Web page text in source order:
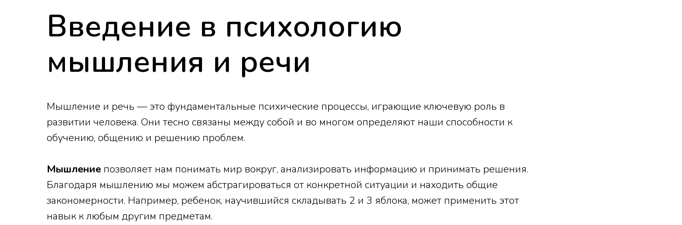
Введение в психологию
мышления и речи
Мышление и речь — это фундаментальные психические процессы, играющие ключевую роль в
развитии человека. Они тесно связаны между собой и во многом определяют наши способности к
обучению, общению и решению проблем.
Мышление позволяет нам понимать мир вокруг, анализировать информацию и принимать решения.
Благодаря мышлению мы можем абстрагироваться от конкретной ситуации и находить общие
закономерности. Например, ребенок, научившийся складывать 2 и 3 яблока, может применить этот
навык к любым другим предметам.